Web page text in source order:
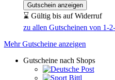
Gutschein anzeigen
⌛ Gültig bis auf Widerruf
zu allen Gutscheinen von 1-
Mehr Gutscheine anzeigen
Gutscheine nach Shops